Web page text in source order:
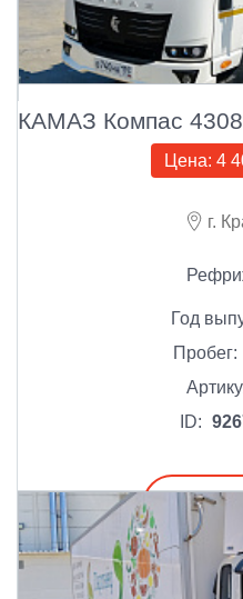
КАМАЗ Компас
Цена: 4
г.
Год
Пробег:
ID: